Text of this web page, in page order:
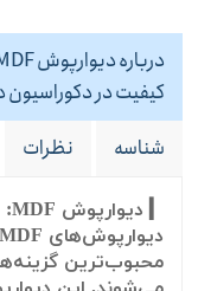
کیفیت در
شناسه
نظرات
▎ دیوارپوش MDF: زیبایی و کیفیت در هر فضا
محبوب‌ترین